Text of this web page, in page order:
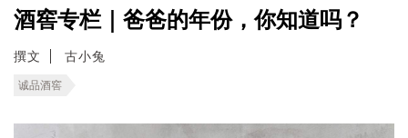
酒窖专栏｜爸爸的年份，你知道吗？
撰文 古小兔
诚品酒窖